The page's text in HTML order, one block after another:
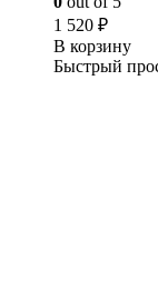
1 520 ₽
В корзину
Быстрый